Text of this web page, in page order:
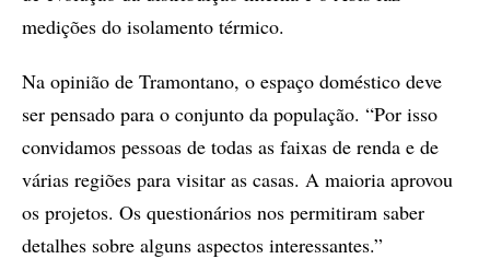
medições do isolamento térmico.
Na opinião de Tramontano, o espaço doméstico deve
ser pensado para o conjunto da população. “Por isso
convidamos pessoas de todas as faixas de renda e de
várias regiões para visitar as casas. A maioria aprovou
os projetos. Os questionários nos permitiram saber
detalhes sobre alguns aspectos interessantes.”